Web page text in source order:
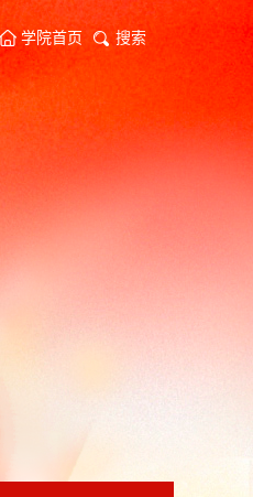
学院首页 搜索